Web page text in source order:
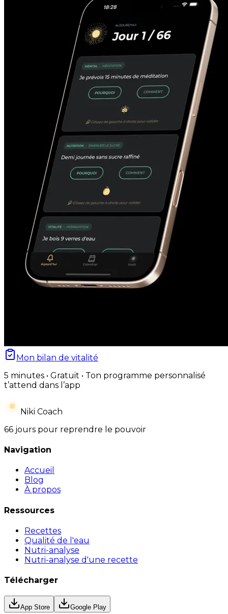
Mon bilan de vitalité
5 minutes • Gratuit • Ton programme personnalisé
t’attend dans l’app
Niki Coach
66 jours pour reprendre le pouvoir
Navigation
Accueil
Blog
À propos
Ressources
Recettes
Qualité de l'eau
Nutri-analyse
Nutri-analyse d'une recette
Télécharger
App Store Google Play